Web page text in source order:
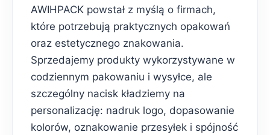
AWIHPACK powstał z myślą o firmach,
które potrzebują praktycznych opakowań
oraz estetycznego znakowania.
Sprzedajemy produkty wykorzystywane w
codziennym pakowaniu i wysyłce, ale
szczególny nacisk kładziemy na
personalizację: nadruk logo, dopasowanie
kolorów, oznakowanie przesyłek i spójność